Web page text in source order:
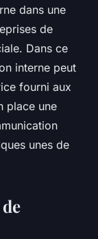
dans une
de
Dans ce
interne peut
fourni aux
place une
unes de